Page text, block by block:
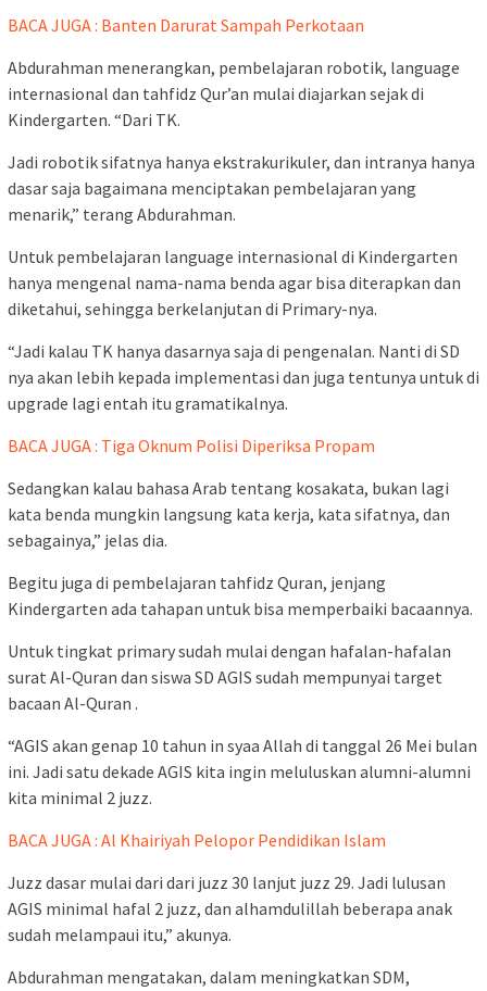
BACA JUGA : Banten Darurat Sampah Perkotaan
Abdurahman menerangkan, pembelajaran robotik, language
internasional dan tahfidz Qur’an mulai diajarkan sejak di
Kindergarten. “Dari TK.
Jadi robotik sifatnya hanya ekstrakurikuler, dan intranya hanya
dasar saja bagaimana menciptakan pembelajaran yang
menarik,” terang Abdurahman.
Untuk pembelajaran language internasional di Kindergarten
hanya mengenal nama-nama benda agar bisa diterapkan dan
diketahui, sehingga berkelanjutan di Primary-nya.
“Jadi kalau TK hanya dasarnya saja di pengenalan. Nanti di SD
nya akan lebih kepada implementasi dan juga tentunya untuk di
upgrade lagi entah itu gramatikalnya.
BACA JUGA : Tiga Oknum Polisi Diperiksa Propam
Sedangkan kalau bahasa Arab tentang kosakata, bukan lagi
kata benda mungkin langsung kata kerja, kata sifatnya, dan
sebagainya,” jelas dia.
Begitu juga di pembelajaran tahfidz Quran, jenjang
Kindergarten ada tahapan untuk bisa memperbaiki bacaannya.
Untuk tingkat primary sudah mulai dengan hafalan-hafalan
surat Al-Quran dan siswa SD AGIS sudah mempunyai target
bacaan Al-Quran .
“AGIS akan genap 10 tahun in syaa Allah di tanggal 26 Mei bulan
ini. Jadi satu dekade AGIS kita ingin meluluskan alumni-alumni
kita minimal 2 juzz.
BACA JUGA : Al Khairiyah Pelopor Pendidikan Islam
Juzz dasar mulai dari dari juzz 30 lanjut juzz 29. Jadi lulusan
AGIS minimal hafal 2 juzz, dan alhamdulillah beberapa anak
sudah melampaui itu,” akunya.
Abdurahman mengatakan, dalam meningkatkan SDM,